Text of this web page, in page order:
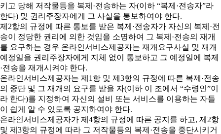
키고 당해 저작물등을 복제·전송하는 자(이하 “복제·전송자”라
한다) 및 권리주장자에게 그 사실을 통보하여야 한다.
제2항의 규정에 따른 통보를 받은 복제·전송자가 자신의 복제·전
송이 정당한 권리에 의한 것임을 소명하여 그 복제·전송의 재개
를 요구하는 경우 온라인서비스제공자는 재개요구사실 및 재개
예정일을 권리주장자에게 지체 없이 통보하고 그 예정일에 복제
·전송을 재개시켜야 한다.
온라인서비스제공자는 제1항 및 제3항의 규정에 따른 복제·전송
의 중단 및 그 재개의 요구를 받을 자(이하 이 조에서 “수령인”이
라 한다)를 지정하여 자신의 설비 또는 서비스를 이용하는 자들
이 쉽게 알 수 있도록 공지하여야 한다.
온라인서비스제공자가 제4항의 규정에 따른 공지를 하고, 제2항
및 제3항의 규정에 따라 그 저작물등의 복제·전송을 중단시키거